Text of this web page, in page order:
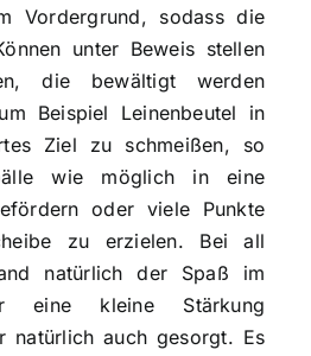
Vordergrund, sodass die
unter Beweis stellen
die bewältigt werden
Beispiel Leinenbeutel in
Ziel zu schmeißen, so
wie möglich in eine
oder viele Punkte
zu erzielen. Bei all
natürlich der Spaß im
eine kleine Stärkung
natürlich auch gesorgt. Es